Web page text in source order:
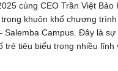
cùng CEO Trần Việt
khuôn khổ chương trình
Campus. Đây là
trẻ tiêu biểu trong nhiều lĩnh